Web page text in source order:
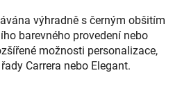
výhradně s černým obšitím
barevného provedení nebo
možnosti personalizace,
Carrera nebo Elegant.